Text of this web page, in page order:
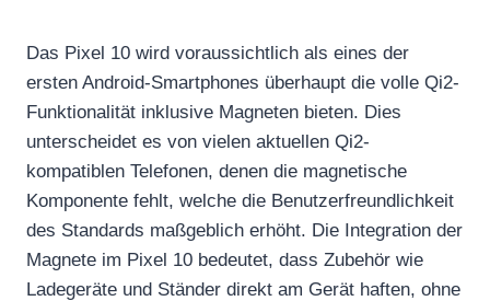
Das Pixel 10 wird voraussichtlich als eines der
ersten Android-Smartphones überhaupt die volle Qi2-
Funktionalität inklusive Magneten bieten. Dies
unterscheidet es von vielen aktuellen Qi2-
kompatiblen Telefonen, denen die magnetische
Komponente fehlt, welche die Benutzerfreundlichkeit
des Standards maßgeblich erhöht. Die Integration der
Magnete im Pixel 10 bedeutet, dass Zubehör wie
Ladegeräte und Ständer direkt am Gerät haften, ohne